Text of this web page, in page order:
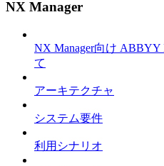
NX Manager
NX Manager向け ABBYY
て
アーキテクチャ
システム要件
利用シナリオ